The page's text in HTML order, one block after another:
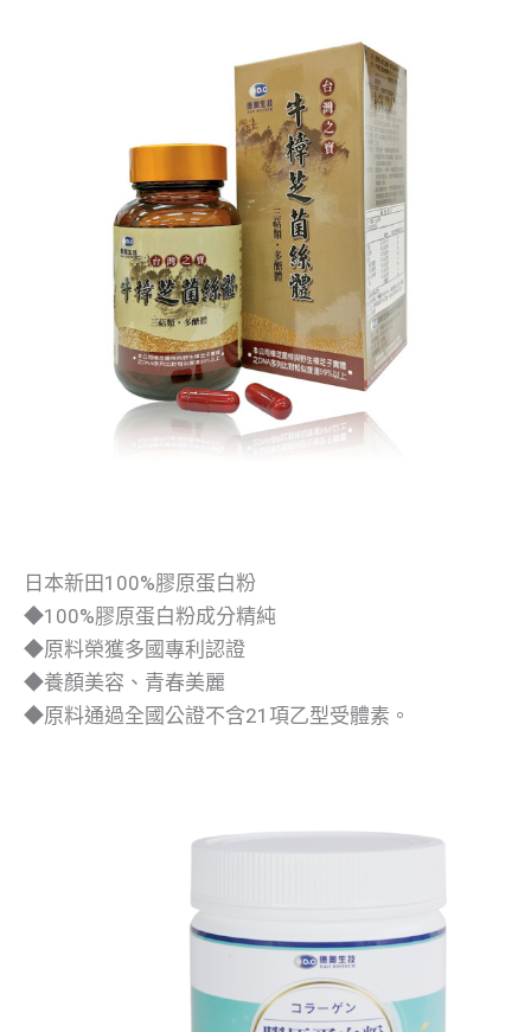
日本新田100%膠原蛋白粉
◆100%膠原蛋白粉成分精純
◆原料榮獲多國專利認證
◆養顏美容、青春美麗
◆原料通過全國公證不含21項乙型受體素。